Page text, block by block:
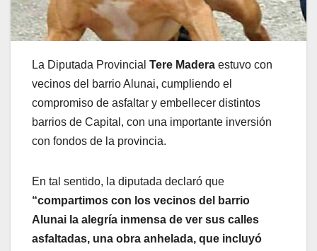
La Diputada Provincial Tere Madera estuvo con
vecinos del barrio Alunai, cumpliendo el
compromiso de asfaltar y embellecer distintos
barrios de Capital, con una importante inversión
con fondos de la provincia.
En tal sentido, la diputada declaró que
“compartimos con los vecinos del barrio
Alunai la alegría inmensa de ver sus calles
asfaltadas, una obra anhelada, que incluyó